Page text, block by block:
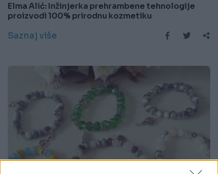
Elma Alić: Inžinjerka prehrambene tehnologije
proizvodi 100% prirodnu kozmetiku
Saznaj više